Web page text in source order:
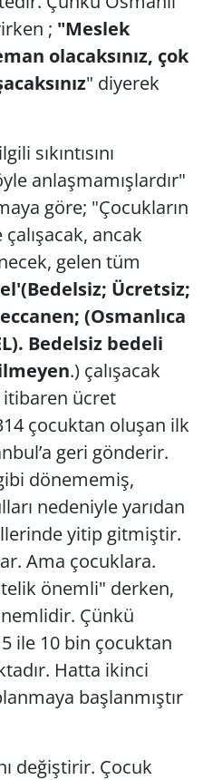
; "Meslek
olacaksınız, çok
" diyerek
sıkıntısını
anlaşmamışlardır"
göre; "Çocukların
ancak
gelen tüm
Ücretsiz;
(Osmanlıca
Bedelsiz bedeli
.) çalışacak
itibaren ücret
çocuktan oluşan ilk
geri gönderir.
dönememiş,
nedeniyle yarıdan
yitip gitmiştir.
Ama çocuklara.
önemli" derken,
Çünkü
ile 10 bin çocuktan
Hatta ikinci
başlanmıştır
değiştirir. Çocuk